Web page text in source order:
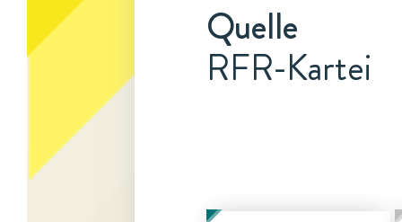
Quelle
RFR-Kartei